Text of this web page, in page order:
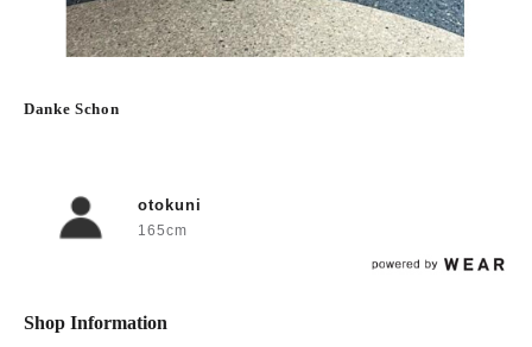
Danke Schon
otokuni
165cm
Shop Information